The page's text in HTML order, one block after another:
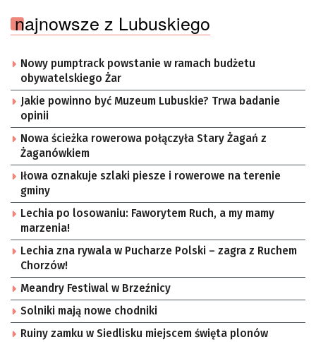
najnowsze z Lubuskiego
Nowy pumptrack powstanie w ramach budżetu
obywatelskiego Żar
Jakie powinno być Muzeum Lubuskie? Trwa badanie
opinii
Nowa ścieżka rowerowa połączyła Stary Żagań z
Żaganówkiem
Iłowa oznakuje szlaki piesze i rowerowe na terenie
gminy
Lechia po losowaniu: Faworytem Ruch, a my mamy
marzenia!
Lechia zna rywala w Pucharze Polski – zagra z Ruchem
Chorzów!
Meandry Festiwal w Brzeźnicy
Solniki mają nowe chodniki
Ruiny zamku w Siedlisku miejscem święta plonów